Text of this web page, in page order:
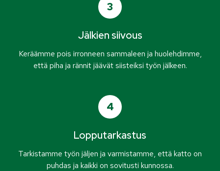
3
Jälkien siivous
Keräämme pois irronneen sammaleen ja huolehdimme,
että piha ja rännit jäävät siisteiksi työn jälkeen.
4
Lopputarkastus
Tarkistamme työn jäljen ja varmistamme, että katto on
puhdas ja kaikki on sovitusti kunnossa.